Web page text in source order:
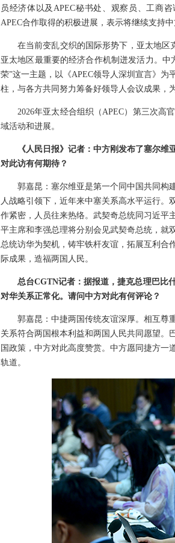
员经济体以及APEC秘书处、观察员、工商
APEC合作取得的积极进展，表示将继续支持
在当前变乱交织的国际形势下，亚太地区
亚太地区最重要的经济合作机制迸发活力。
荣”这一主题，以《APEC领导人深圳宣言》
柱，与各方共同努力筹备好领导人会议成果，
2026年亚太经合组织（APEC）第三次高
域活动和进展。
《人民日报》记者：中方刚发布了塞尔
对此访有何期待？
郭嘉昆：塞尔维亚是第一个同中国共同构
人战略引领下，近年来中塞关系高水平运行
作紧密，人员往来热络。武契奇总统同习近平
平主席和李强总理将分别会见武契奇总统，就
总统访华为契机，铸牢铁杆友谊，拓展互利合
际成果，造福两国人民。
总台CGTN记者：据报道，捷克总理巴比
对华关系正常化。请问中方对此有何评论？
郭嘉昆：中捷两国传统友谊深厚。相互尊
关系符合两国根本利益和两国人民共同愿望。
国政策，中方对此高度赞赏。中方愿同捷方
轨道。